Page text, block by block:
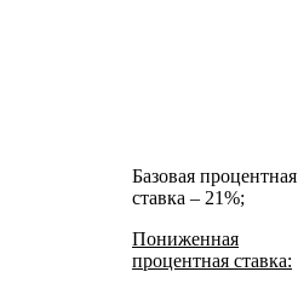
Базовая процентная
ставка – 21%;
Пониженная
процентная ставка: